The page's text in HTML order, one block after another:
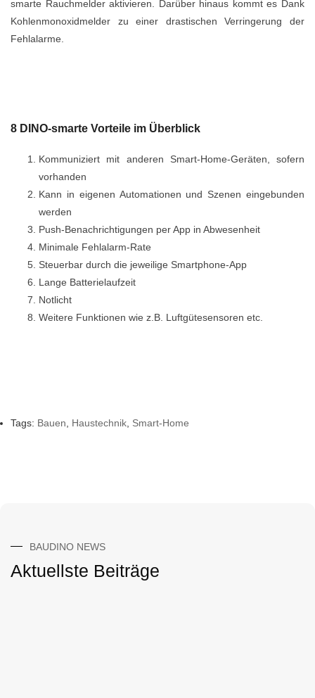
smarte Rauchmelder aktivieren. Darüber hinaus kommt es Dank
Kohlenmonoxidmelder zu einer drastischen Verringerung der
Fehlalarme.
8 DINO-smarte Vorteile im Überblick
Kommuniziert mit anderen Smart-Home-Geräten, sofern
vorhanden
Kann in eigenen Automationen und Szenen eingebunden
werden
Push-Benachrichtigungen per App in Abwesenheit
Minimale Fehlalarm-Rate
Steuerbar durch die jeweilige Smartphone-App
Lange Batterielaufzeit
Notlicht
Weitere Funktionen wie z.B. Luftgütesensoren etc.
Tags: Bauen Haustechnik Smart-Home
BAUDINO NEWS
Aktuellste Beiträge